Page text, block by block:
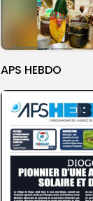
APS HEBDO